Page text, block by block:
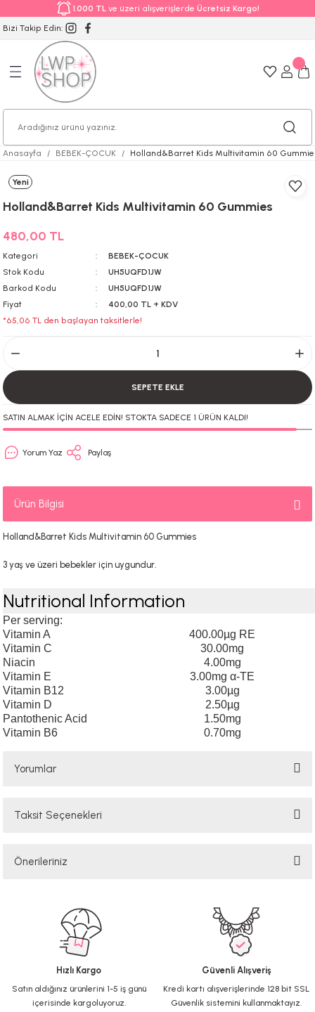
1.000 TL ve üzeri alışverişlerde Ücretsiz Kargo!
Bizi Takip Edin:
Anasayfa BEBEK-ÇOCUK Holland&Barret Kids Multivitamin 60
Yeni
Holland&Barret Kids Multivitamin 60 Gummies
480,00 TL
Kategori
BEBEK-ÇOCUK
Stok Kodu
UH5UQFD1JW
Barkod Kodu
UH5UQFD1JW
Fiyat
400,00 TL + KDV
*65,06 TL den başlayan taksitlerle!
SEPETE EKLE
SATIN ALMAK İÇİN ACELE EDİN! STOKTA SADECE 1 ÜRÜN KALDI!
Yorum Yaz Paylaş
Ürün Bilgisi
Holland&Barret Kids Multivitamin 60 Gummies
3 yaş ve üzeri bebekler için uygundur.
Nutritional Information
Per serving:
Vitamin A
400.00µg RE
Vitamin C
30.00mg
Niacin
4.00mg
Vitamin E
3.00mg α-TE
Vitamin B12
3.00µg
Vitamin D
2.50µg
Pantothenic Acid
1.50mg
Vitamin B6
0.70mg
Yorumlar
Taksit Seçenekleri
Önerileriniz
yetersiz gördüğünüz noktaları öneri formunu kullanarak tarafımıza
Görüş ve önerileriniz için teşekkür ederiz.
Ürün resmi kalitesiz, bozuk veya görüntülenemiyor.
Ürün açıklamasında eksik bilgiler bulunuyor.
Hızlı Kargo
Satın aldığınız ürünlerini 1-5 iş günü
içerisinde kargoluyoruz.
Güvenli Alışveriş
Kredi kartı alışverişlerinde 128 bit SSL
Güvenlik sistemini kullanmaktayız.